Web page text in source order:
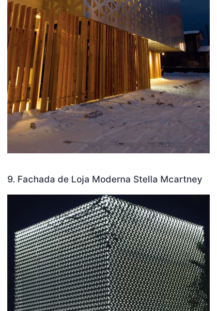
9. Fachada de Loja Moderna Stella Mcartney